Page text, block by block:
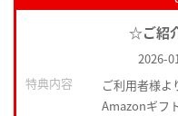
☆ご紹
2026-
特典内容
ご利用者様よ
Amazonギフ